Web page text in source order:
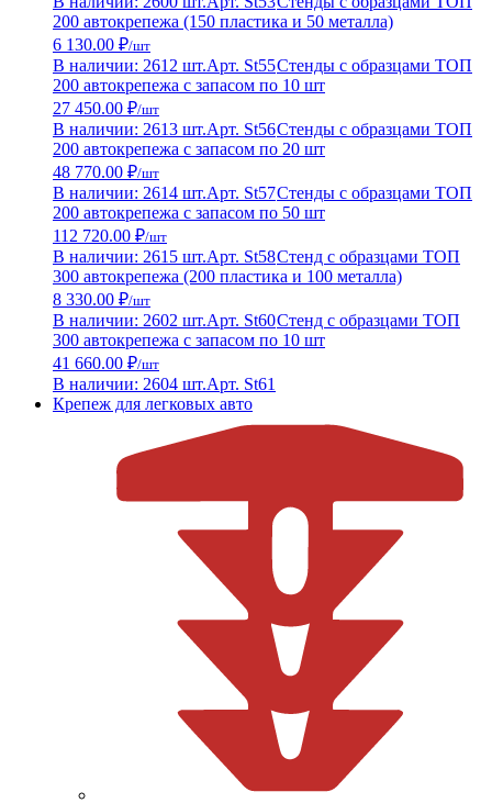
200 автокрепежа (150 пластика и 50 металла)
6 130.00 ₽/шт
В наличии: 2612 шт.Арт. St55Стенды с образцами ТОП
200 автокрепежа с запасом по 10 шт
27 450.00 ₽/шт
В наличии: 2613 шт.Арт. St56Стенды с образцами ТОП
200 автокрепежа с запасом по 20 шт
48 770.00 ₽/шт
В наличии: 2614 шт.Арт. St57Стенды с образцами ТОП
200 автокрепежа с запасом по 50 шт
112 720.00 ₽/шт
В наличии: 2615 шт.Арт. St58Стенд с образцами ТОП
300 автокрепежа (200 пластика и 100 металла)
8 330.00 ₽/шт
В наличии: 2602 шт.Арт. St60Стенд с образцами ТОП
300 автокрепежа с запасом по 10 шт
41 660.00 ₽/шт
В наличии: 2604 шт.Арт. St61
Крепеж для легковых авто